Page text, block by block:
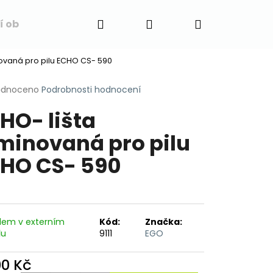
Napište nám
Hledat PřihlášeníNákupní
pro pilu ECHO CS- 590
Podrobnosti hodnocení
lišta
pro pilu
CS- 590
v externím
Kód:
9111
Značka:
EGO
Kč